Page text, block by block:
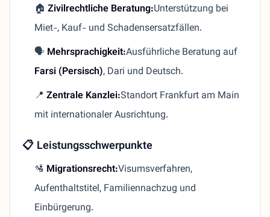
🏠 Zivilrechtliche Beratung:Unterstützung bei
Miet-, Kauf- und Schadensersatzfällen.
🗣️ Mehrsprachigkeit:Ausführliche Beratung auf
Farsi (Persisch), Dari und Deutsch.
📍 Zentrale Kanzlei:Standort Frankfurt am Main
mit internationaler Ausrichtung.
📋 Leistungsschwerpunkte
🛂 Migrationsrecht:Visumsverfahren,
Aufenthaltstitel, Familiennachzug und
Einbürgerung.